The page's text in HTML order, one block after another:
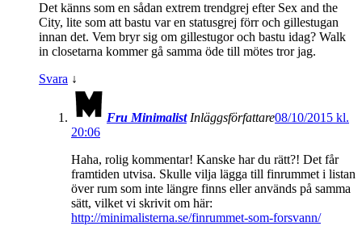
Det känns som en sådan extrem trendgrej efter Sex and the
City, lite som att bastu var en statusgrej förr och gillestugan
innan det. Vem bryr sig om gillestugor och bastu idag? Walk
in closetarna kommer gå samma öde till mötes tror jag.
Svara ↓
Fru Minimalist Inläggsförfattare08/10/2015 kl.
20:06
Haha, rolig kommentar! Kanske har du rätt?! Det får
framtiden utvisa. Skulle vilja lägga till finrummet i listan
över rum som inte längre finns eller används på samma
sätt, vilket vi skrivit om här:
http://minimalisterna.se/finrummet-som-forsvann/